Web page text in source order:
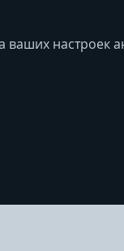
ваших настроек